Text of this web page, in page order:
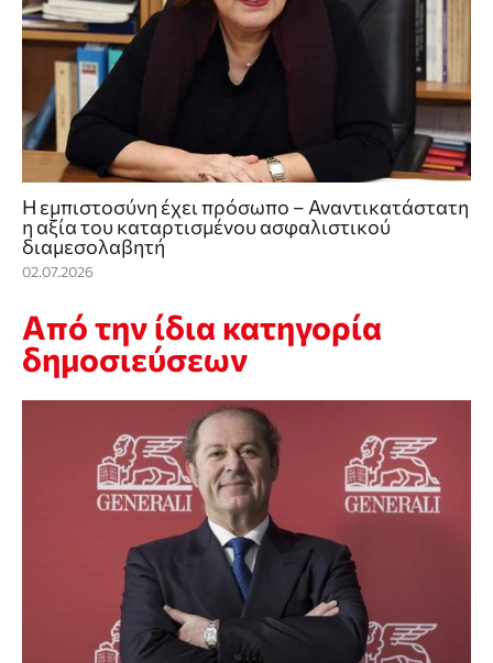
Η εμπιστοσύνη έχει πρόσωπο – Αναντικατάστατη
η αξία του καταρτισμένου ασφαλιστικού
διαμεσολαβητή
02.07.2026
Από την ίδια κατηγορία
δημοσιεύσεων